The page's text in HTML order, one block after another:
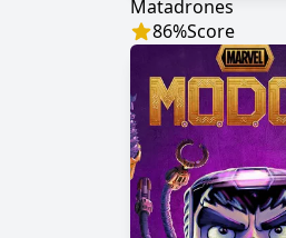
Matadrones
86%Score